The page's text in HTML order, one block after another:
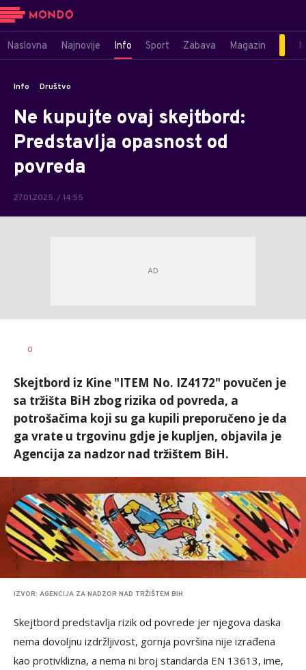
Naslovna Najnovije Info Sport Zabava Magazin
Info Društvo
Ne kupujte ovaj skejtbord:
Predstavlja opasnost od
povreda
27.01.2025. / 14:55
AUTOR
0
Skejtbord iz Kine "ITEM No. IZ4172" povučen je
sa tržišta BiH zbog rizika od povreda, a
potrošačima koji su ga kupili preporučeno je da
ga vrate u trgovinu gdje je kupljen, objavila je
Agencija za nadzor nad tržištem BiH.
IZVOR: AGENCIJA ZA NADZOR NAD TRŽIŠTEM BIH
Skejtbord predstavlja rizik od povrede jer njegova daska
nema dovoljnu izdržljivost, gornja površina nije izrađena
kao protivklizna, a nema ni broj standarda EN 13613, ime,